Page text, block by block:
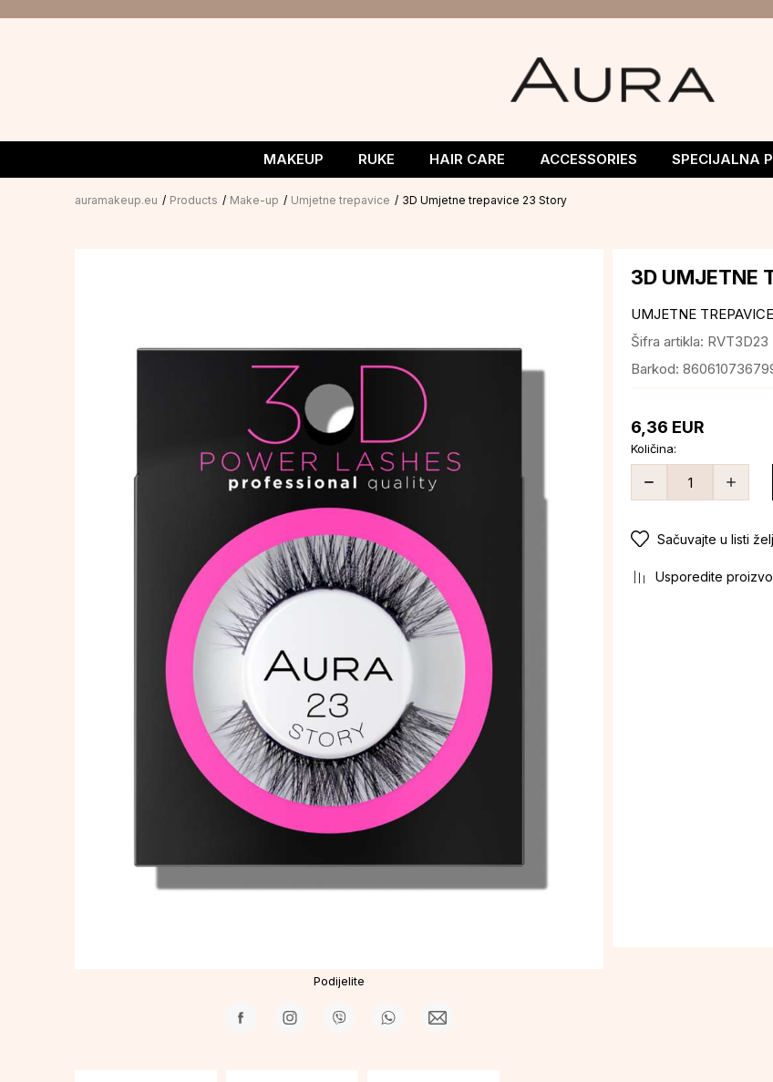
MAKEUP RUKE HAIR CARE ACCESSORIES SPECIJALNA
auramakeup.eu Products Make-up Umjetne trepavice 3D Umjetne trepavice 23 Story
Podijelite
3D UMJETNE
UMJETNE TREPAVICE
Šifra artikla: RVT3D23
Barkod:
6,36 EUR
Količina:
Sačuvajte u listi
Usporedite